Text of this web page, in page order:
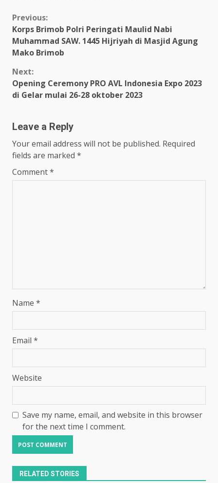
Continue
Reading
Previous:
Korps Brimob Polri Peringati Maulid Nabi
Muhammad SAW. 1445 Hijriyah di Masjid Agung
Mako Brimob
Next:
Opening Ceremony PRO AVL Indonesia Expo 2023
di Gelar mulai 26-28 oktober 2023
Leave a Reply
Your email address will not be published. Required
fields are marked *
Comment*
Name *
Email *
Website
Save my name, email, and website in this browser
for the next time I comment.
RELATED STORIES